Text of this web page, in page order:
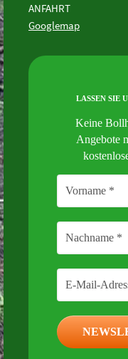
ANFAHRT
Googlemap
LASSEN SIE
Keine
Angebote